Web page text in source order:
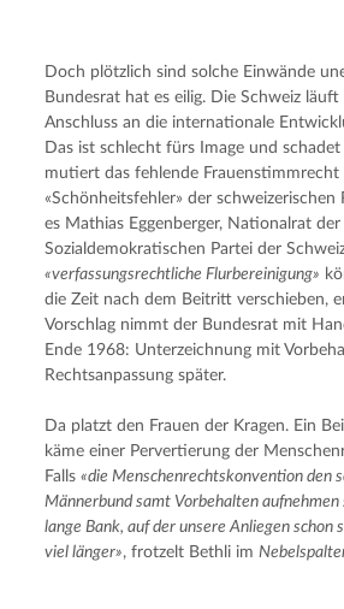
Doch plötzlich sind solche Einwände
Bundesrat hat es eilig. Die Schweiz läuft
Anschluss an die internationale
Das ist schlecht fürs Image und
mutiert das fehlende Frauenstimmrecht
«Schönheitsfehler» der schweizerischen
es Mathias Eggenberger, Nationalrat der
«verfassungsrechtliche Flurbereinigung»
die Zeit nach dem Beitritt verschieben,
Vorschlag nimmt der Bundesrat mit
Ende 1968: Unterzeichnung mit
Rechtsanpassung später.
Da platzt den Frauen der Kragen. Ein
käme einer Pervertierung der
Falls «die Menschenrechtskonvention den
Männerbund samt Vorbehalten aufnehmen
lange Bank, auf der unsere Anliegen schon
viel länger», frotzelt Bethli im